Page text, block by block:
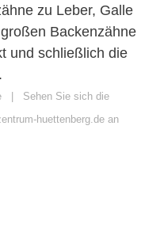
zu Leber, Galle
Backenzähne
und schließlich die
Sehen Sie sich die
huettenberg.de an